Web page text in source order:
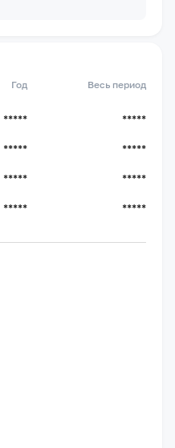
Год Весь период
***** *****
***** *****
***** *****
***** *****